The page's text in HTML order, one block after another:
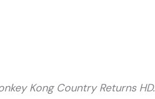
Kong Country Returns HD.